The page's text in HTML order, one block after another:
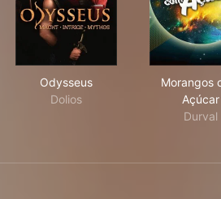
Odysseus
Dolios
Morangos
Açúcar
Durval